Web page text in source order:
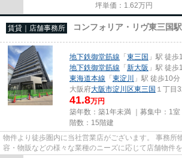
坪単価： 1.62万円
賃貸｜店舗事務所 コンフォリア・リヴ東三国
地下鉄御堂筋線 「東三国 」駅 徒歩
地下鉄御堂筋線 「新大阪 」駅 徒歩
東海道本線 「東淀川
」駅 徒歩10分
大阪府大阪市淀川区東三国 １丁目
41.8万円
築年数：築1年未満 ｜募集中： 1室
階数：15階建
物件より徒歩圏内に当社営業店がございます。 事務所
容・物販などの様々な業種のニーズに応じて店舗物件